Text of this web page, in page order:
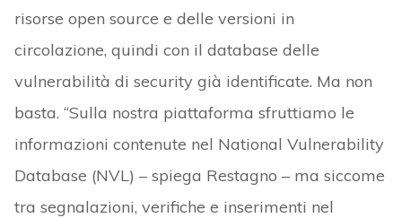
risorse open source e delle versioni in
circolazione, quindi con il database delle
vulnerabilità di security già identificate. Ma non
basta. “Sulla nostra piattaforma sfruttiamo le
informazioni contenute nel National Vulnerability
Database (NVL) – spiega Restagno – ma siccome
tra segnalazioni, verifiche e inserimenti nel